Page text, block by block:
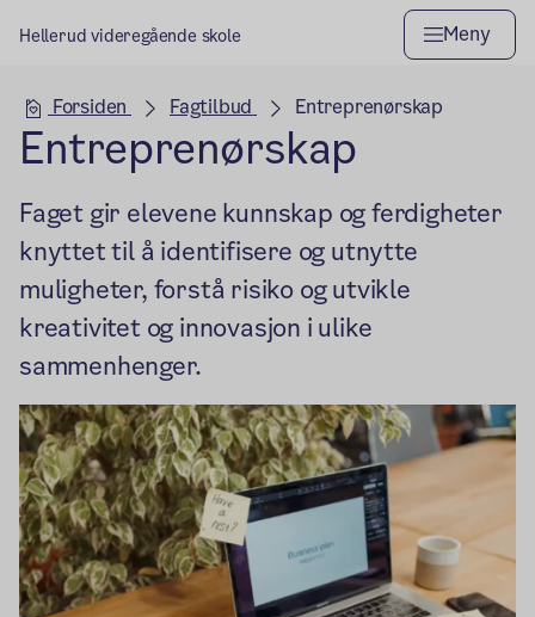
Hellerud videregående skole Meny
Hovedseksjon
Forsiden Fagtilbud Entreprenørskap
Entreprenørskap
Faget gir elevene kunnskap og ferdigheter
knyttet til å identifisere og utnytte
muligheter, forstå risiko og utvikle
kreativitet og innovasjon i ulike
sammenhenger.